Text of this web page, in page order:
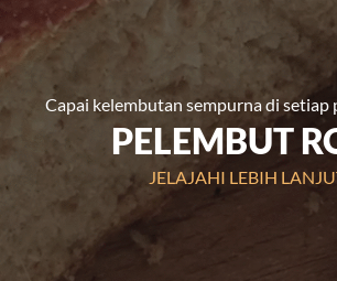
Capai kelembutan sempurna di setiap
PELEMBUT
JELAJAHI LEBIH